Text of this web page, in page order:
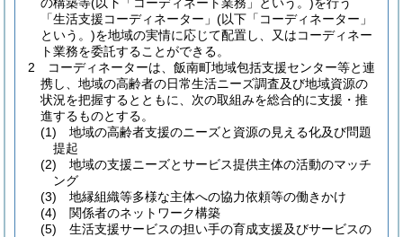
「生活支援コーディネーター」 (以下「コーディネーター」
という。)を地域の実情に応じて配置し、又はコーディネー
ト業務を委託することができる。
2
コーディネーターは、飯南町地域包括支援センター等と連
携し、地域の高齢者の日常生活ニーズ調査及び地域資源の
状況を把握するとともに、次の取組みを総合的に支援・推
進するものとする。
(1)
地域の高齢者支援のニーズと資源の見える化及び問題
提起
(2)
地域の支援ニーズとサービス提供主体の活動のマッチ
ング
(3)
地縁組織等多様な主体への協力依頼等の働きかけ
(4)
関係者のネットワーク構築
(5)
生活支援サービスの担い手の育成支援及びサービスの